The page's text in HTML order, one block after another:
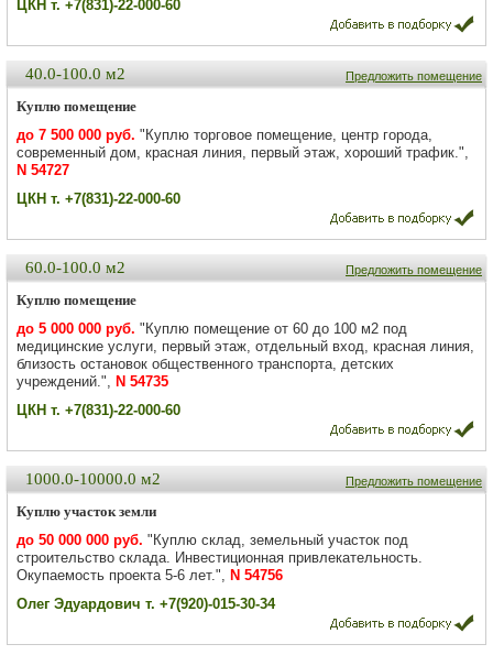
ЦКН т. +7(831)-22-000-60
Предложить помещение
40.0-100.0 м2
Куплю помещение
до 7 500 000 руб. "Куплю торговое помещение, центр города,
современный дом, красная линия, первый этаж, хороший трафик.",
N 54727
ЦКН т. +7(831)-22-000-60
Предложить помещение
60.0-100.0 м2
Куплю помещение
до 5 000 000 руб. "Куплю помещение от 60 до 100 м2 под
медицинские услуги, первый этаж, отдельный вход, красная линия,
близость остановок общественного транспорта, детских
учреждений.", N 54735
ЦКН т. +7(831)-22-000-60
Предложить помещение
1000.0-10000.0 м2
Куплю участок земли
до 50 000 000 руб. "Куплю склад, земельный участок под
строительство склада. Инвестиционная привлекательность.
Окупаемость проекта 5-6 лет.", N 54756
Олег Эдуардович т. +7(920)-015-30-34